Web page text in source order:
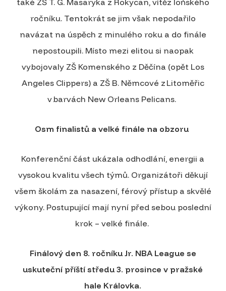
ročníku. Tentokrát se jim však nepodařilo
navázat na úspěch z minulého roku a do finále
nepostoupili. Místo mezi elitou si naopak
vybojovaly ZŠ Komenského z Děčína (opět Los
Angeles Clippers) a ZŠ B. Němcové z Litoměřic
v barvách New Orleans Pelicans.
Osm finalistů a velké finále na obzoru
Konferenční část ukázala odhodlání, energii a
vysokou kvalitu všech týmů. Organizátoři děkují
všem školám za nasazení, férový přístup a skvělé
výkony. Postupující mají nyní před sebou poslední
krok – velké finále.
Finálový den 8. ročníku Jr. NBA League se
uskuteční příští středu 3. prosince v pražské
hale Královka.